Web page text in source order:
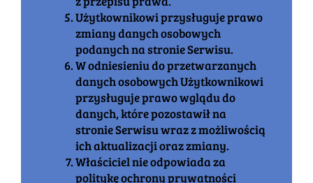
Użytkownikowi przysługuje prawo
zmiany danych osobowych
podanych na stronie Serwisu.
W odniesieniu do przetwarzanych
danych osobowych Użytkownikowi
przysługuje prawo wglądu do
danych, które pozostawił na
stronie Serwisu wraz z możliwością
ich aktualizacji oraz zmiany.
Właściciel nie odpowiada za
politykę ochrony prywatności